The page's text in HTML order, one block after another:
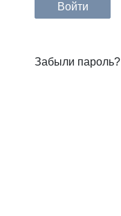
Войти
Забыли пароль?